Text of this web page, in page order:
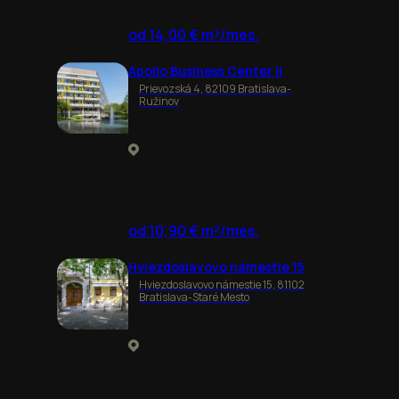
od 14,00 € m²/mes.
Apollo Business Center II
Prievozská 4, 82109 Bratislava-
Ružinov
od 10,90 € m²/mes.
Hviezdoslavovo námestie 15
Hviezdoslavovo námestie 15, 81102
Bratislava-Staré Mesto